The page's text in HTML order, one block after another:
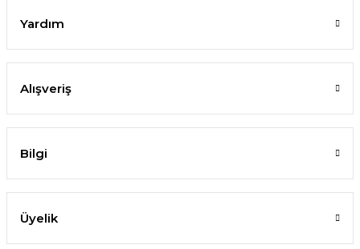
Yardım
Alışveriş
Bilgi
Üyelik